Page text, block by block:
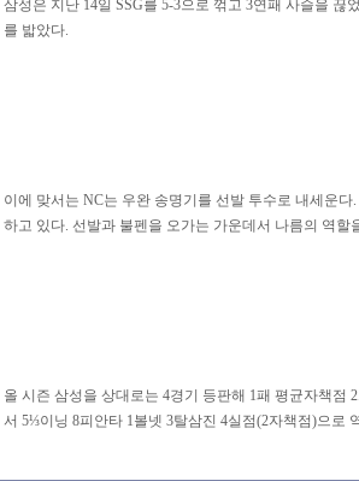
삼성은 지난 14일 SSG를 5-3으로 꺾고 3연패 사슬을 끊
를 밟았다.
이에 맞서는 NC는 우완 송명기를 선발 투수로 내세운
하고 있다. 선발과 불펜을 오가는 가운데서 나름의 역할
올 시즌 삼성을 상대로는 4경기 등판해 1패 평균자책점
서 5⅓이닝 8피안타 1볼넷 3탈삼진 4실점(2자책점)으로